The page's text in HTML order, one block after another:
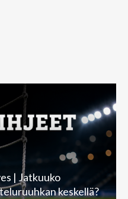
| Jatkuuko
keskellä?